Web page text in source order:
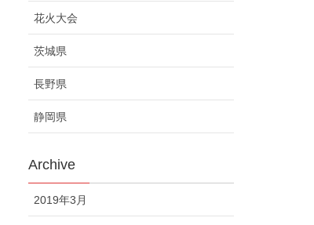
花火大会
茨城県
長野県
静岡県
Archive
2019年3月